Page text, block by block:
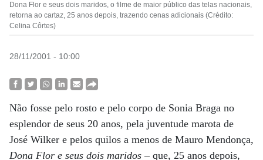
Dona Flor e seus dois maridos, o filme de maior público das telas nacionais,
retorna ao cartaz, 25 anos depois, trazendo cenas adicionais (Crédito:
Celina Côrtes)
28/11/2001 - 10:00
Não fosse pelo rosto e pelo corpo de Sonia Braga no
esplendor de seus 20 anos, pela juventude marota de
José Wilker e pelos quilos a menos de Mauro Mendonça,
Dona Flor e seus dois maridos – que, 25 anos depois,